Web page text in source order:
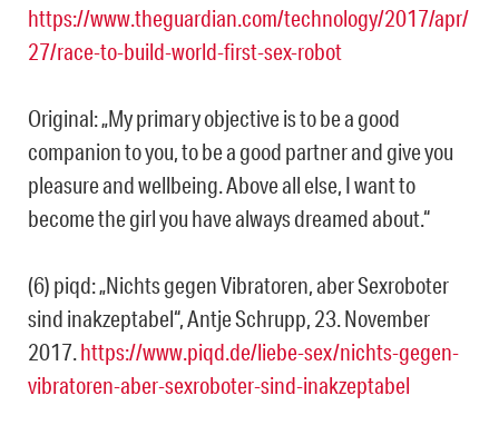
https://www.theguardian.com/technology/2017/apr/
27/race-to-build-world-first-sex-robot
Original: „My primary objective is to be a good
companion to you, to be a good partner and give you
pleasure and wellbeing. Above all else, I want to
become the girl you have always dreamed about.“
(6) piqd: „Nichts gegen Vibratoren, aber Sexroboter
sind inakzeptabel“, Antje Schrupp, 23. November
2017.https://www.piqd.de/liebe-sex/nichts-gegen-
vibratoren-aber-sexroboter-sind-inakzeptabel